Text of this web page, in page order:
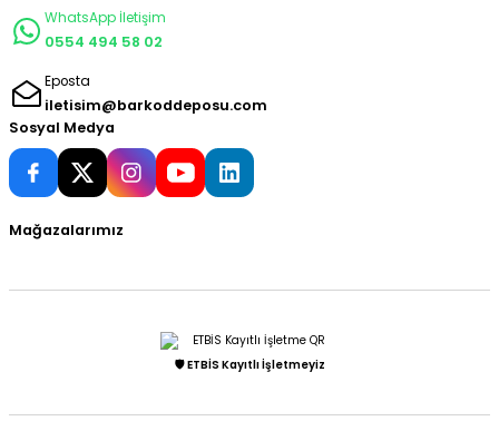
WhatsApp İletişim
0554 494 58 02
Eposta
iletisim@barkoddeposu.com
Sosyal Medya
Mağazalarımız
🛡️ ETBİS Kayıtlı İşletmeyiz